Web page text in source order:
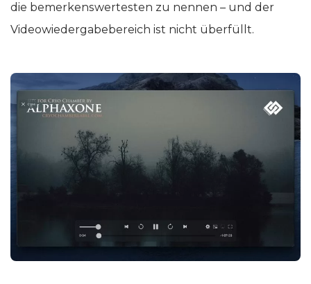
die bemerkenswertesten zu nennen – und der
Videowiedergabebereich ist nicht überfüllt.